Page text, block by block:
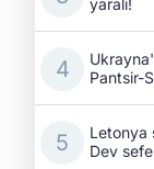
yaralı!
Pantsir-
Letonya
Dev